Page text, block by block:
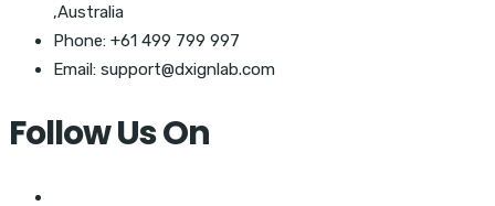
,Australia
Phone: +61 499 799 997
Email: support@dxignlab.com
Follow Us On